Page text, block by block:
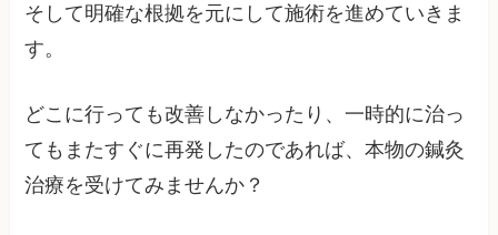
そして明確な根拠を元にして施術を進めていきま
す。
どこに行っても改善しなかったり、一時的に治っ
てもまたすぐに再発したのであれば、本物の鍼灸
治療を受けてみませんか？